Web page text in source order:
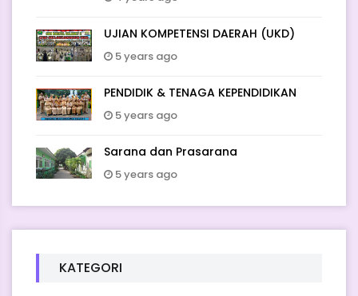
UJIAN KOMPETENSI DAERAH (UKD)
5 years ago
PENDIDIK & TENAGA KEPENDIDIKAN
5 years ago
Sarana dan Prasarana
5 years ago
KATEGORI